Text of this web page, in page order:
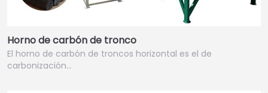
Horno de carbón de tronco
El horno de carbón de troncos horizontal es el de
carbonización…